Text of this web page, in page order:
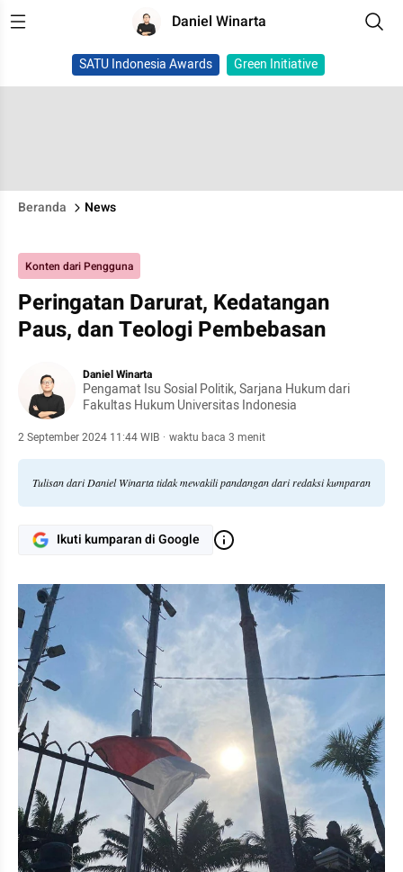
Daniel Winarta
SATU Indonesia Awards Green Initiative
Beranda News
Konten dari Pengguna
Peringatan Darurat, Kedatangan
Paus, dan Teologi Pembebasan
Daniel Winarta
Pengamat Isu Sosial Politik, Sarjana Hukum dari
Fakultas Hukum Universitas Indonesia
2 September 2024 11:44 WIB · waktu baca 3 menit
Tulisan dari Daniel Winarta tidak mewakili pandangan dari redaksi kumparan
Ikuti kumparan di Google